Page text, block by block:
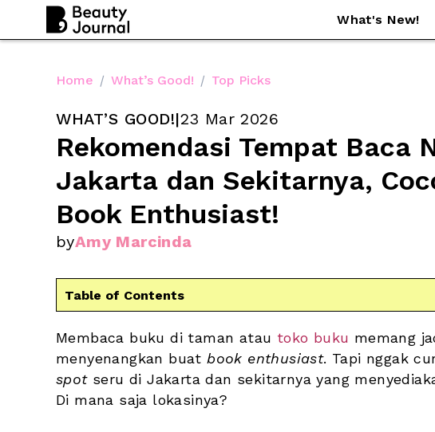
What's New!
Home / What’s Good! / Top Picks
WHAT’S GOOD!|23 Mar 2026
Rekomendasi Tempat Baca
Jakarta dan Sekitarnya,
Book Enthusiast!
byAmy Marcinda
Table of Contents
Membaca buku di taman atau toko buku memang
menyenangkan buat book enthusiast
spot seru di Jakarta dan sekitarnya yang
Di mana saja lokasinya?